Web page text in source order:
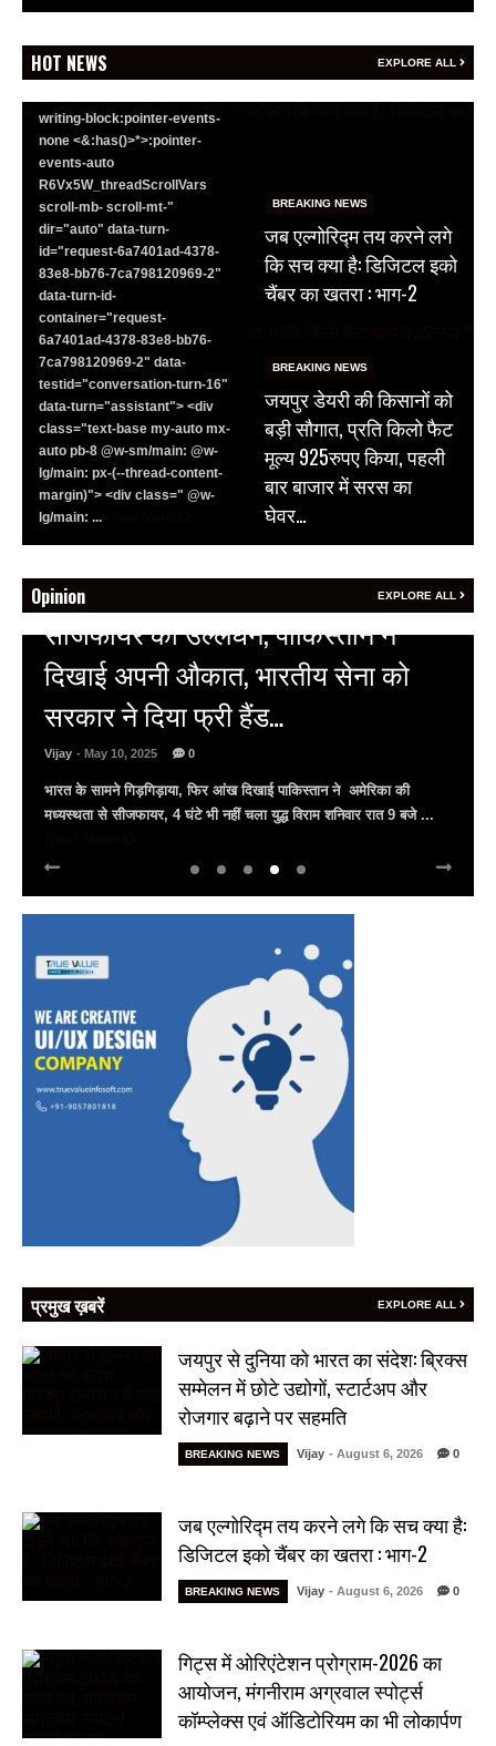
HOT NEWS EXPLORE ALL
<section class="text-token-
text-primary w-full
writing-block:pointer-events-
none <&:has()>*>:pointer-
events-auto
R6Vx5W_threadScrollVars
scroll-mb- scroll-mt-"
dir="auto" data-turn-
id="request-6a7401ad-4378-
83e8-bb76-7ca798120969-2"
data-turn-id-
container="request-
6a7401ad-4378-83e8-bb76-
7ca798120969-2" data-
testid="conversation-turn-16"
data-turn="assistant"> <div
class="text-base my-auto mx-
auto pb-8 @w-sm/main: @w-
lg/main: px-(--thread-content-
margin)"> <div class=" @w-
lg/main: ...
BREAKING NEWS
जब एल्गोरिद्म तय करने लगे
कि सच क्या है: डिजिटल इको
चैंबर का खतरा : भाग-2
BREAKING NEWS
जयपुर डेयरी की किसानों को
बड़ी सौगात, प्रति किलो फैट
मूल्य 925रुपए किया, पहली
बार बाजार में सरस का
घेवर…
Opinion EXPLORE ALL
HOT NEWS
अल्बर्ट हॉल पर राजस्थान दिवस समारोह,
राजस्थानी लोक कलाकारों ने बांधा समां…
Vijay - March 30, 2025
अल्बर्ट हॉल पर राज्यस्तरीय सांस्कृतिक संध्या का भव्य आयोजन, उमड़ा जन
सैलाब राज्यपाल हरिभाऊ किसनराव बागडे़, मुख्यमंत्री भजनलाल शर्मा और उप
प्रमुख ख़बरें EXPLORE ALL
जयपुर से दुनिया को भारत का संदेश: ब्रिक्स
सम्मेलन में छोटे उद्योगों, स्टार्टअप और
रोजगार बढ़ाने पर सहमति
BREAKING NEWS Vijay - August 6, 2026 0
जब एल्गोरिद्म तय करने लगे कि सच क्या है:
डिजिटल इको चैंबर का खतरा : भाग-2
BREAKING NEWS Vijay - August 6, 2026 0
गिट्स में ओरिएंटेशन प्रोग्राम-2026 का
आयोजन, मंगनीराम अग्रवाल स्पोर्ट्स
कॉम्प्लेक्स एवं ऑडिटोरियम का भी लोकार्पण